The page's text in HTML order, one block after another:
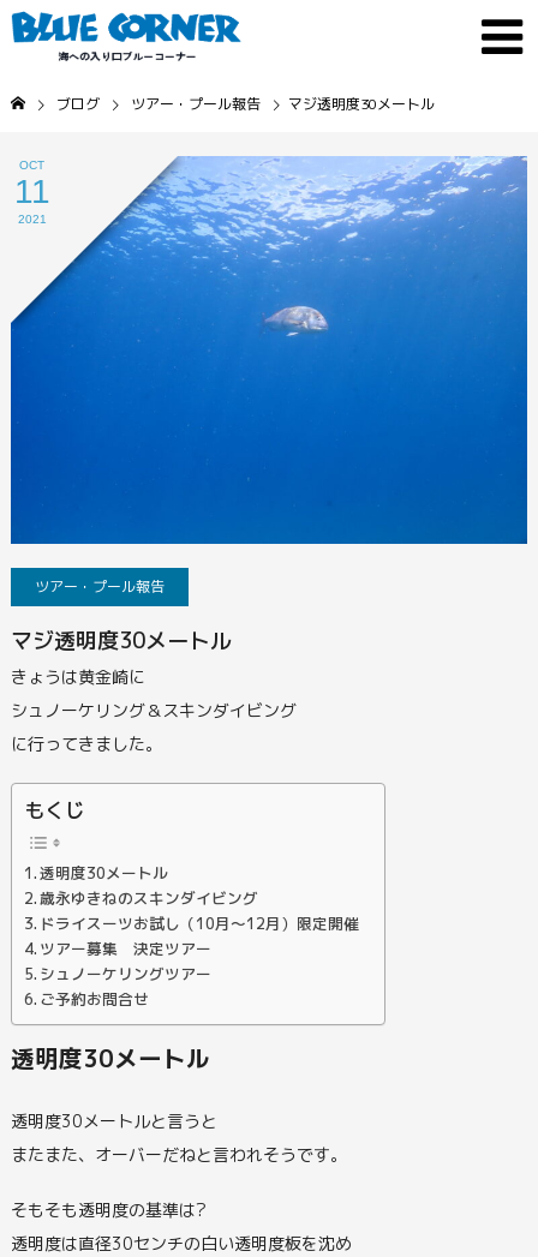
ブログ ツアー・プール報告 マジ透明度30メートル
OCT
11
2021
ツアー・プール報告
マジ透明度30メートル
きょうは黄金崎に
シュノーケリング＆スキンダイビング
に行ってきました。
もくじ
透明度30メートル
歳永ゆきねのスキンダイビング
ドライスーツお試し（10月～12月）限定開催
ツアー募集 決定ツアー
シュノーケリングツアー
ご予約お問合せ
透明度30メートル
透明度30メートルと言うと
またまた、オーバーだねと言われそうです。
そもそも透明度の基準は?
透明度は直径30センチの白い透明度板を沈め